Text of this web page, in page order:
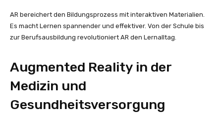
AR bereichert den Bildungsprozess mit interaktiven Materialien.
Es macht Lernen spannender und effektiver. Von der Schule bis
zur Berufsausbildung revolutioniert AR den Lernalltag.
Augmented Reality in der
Medizin und
Gesundheitsversorgung